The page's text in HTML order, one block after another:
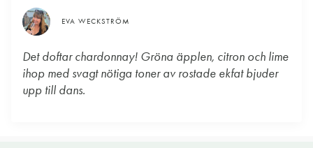
EVA WECKSTRÖM
Det doftar chardonnay! Gröna äpplen, citron och lime
ihop med svagt nötiga toner av rostade ekfat bjuder
upp till dans.